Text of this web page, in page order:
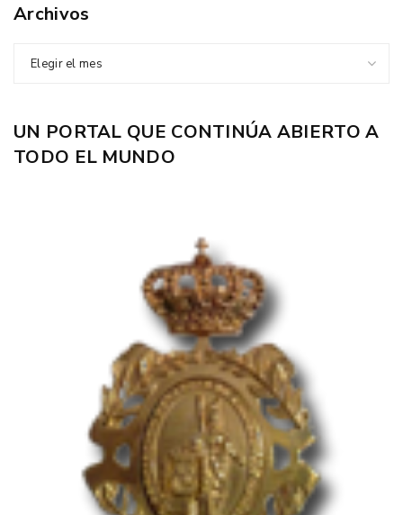
Archivos
Elegir el mes
UN PORTAL QUE CONTINÚA ABIERTO A
TODO EL MUNDO